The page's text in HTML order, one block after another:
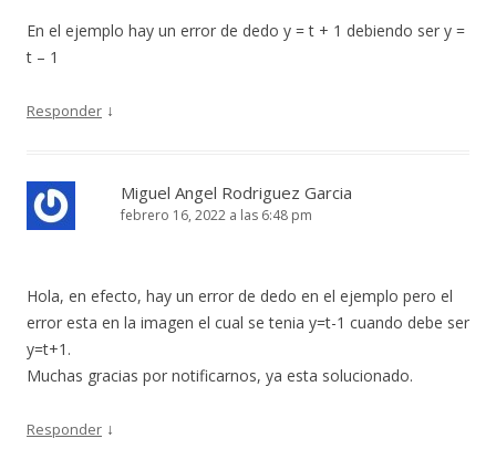
En el ejemplo hay un error de dedo y = t + 1 debiendo ser y =
t – 1
Responder ↓
Miguel Angel Rodriguez Garcia
febrero 16, 2022 a las 6:48 pm
Hola, en efecto, hay un error de dedo en el ejemplo pero el
error esta en la imagen el cual se tenia y=t-1 cuando debe ser
y=t+1.
Muchas gracias por notificarnos, ya esta solucionado.
Responder ↓